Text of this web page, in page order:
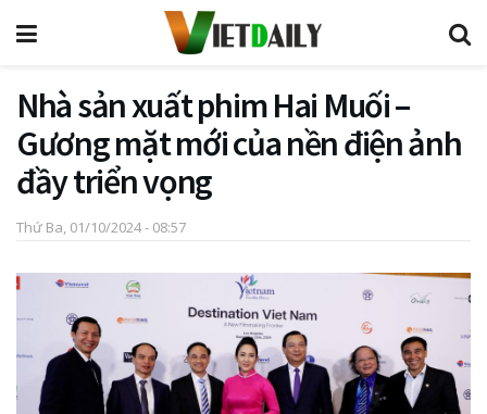
Nhà sản xuất phim Hai Muối –
Gương mặt mới của nền điện ảnh
đầy triển vọng
Thứ Ba, 01/10/2024 - 08:57